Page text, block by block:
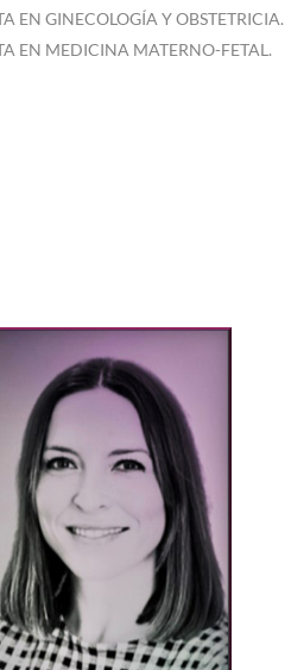
EN GINECOLOGÍA Y OBSTETRICIA.
EN MEDICINA MATERNO-FETAL.